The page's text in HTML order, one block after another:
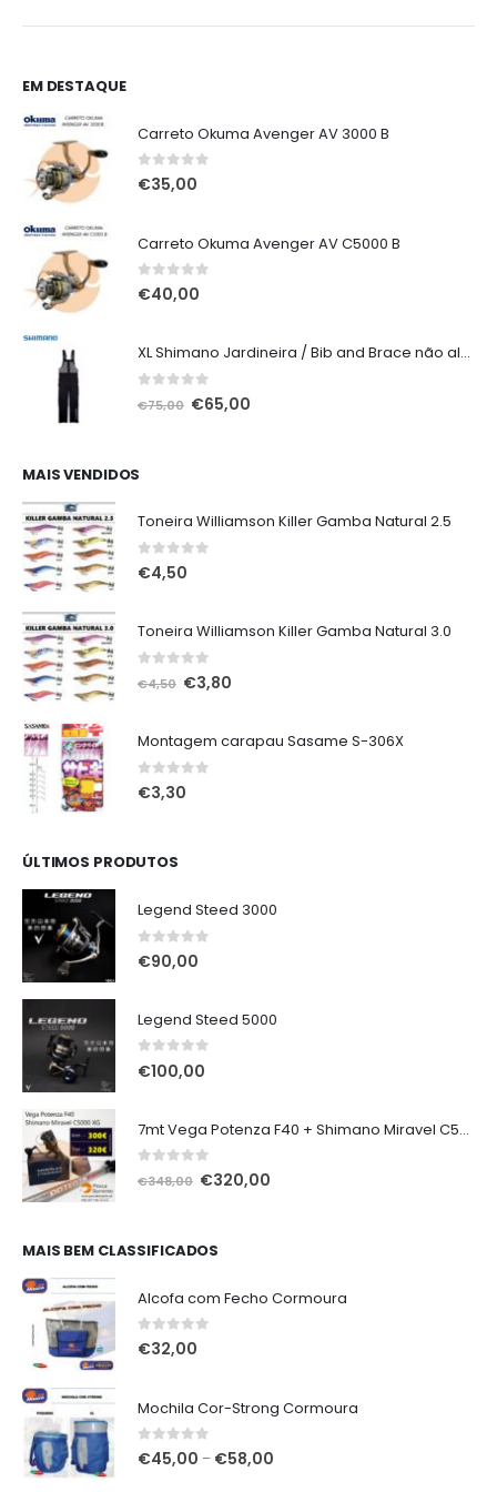
EM DESTAQUE
Carreto Okuma Avenger AV 3000 B
0out of 5
€35,00
Carreto Okuma Avenger AV C5000 B
0out of 5
€40,00
XL Shimano Jardineira / Bib and Brace não alcochoada preta
out of 5
€75,00 O
€65,00
MAIS VENDIDOS
Toneira Williamson Killer Gamba Natural 2.5
0out of 5
€4,50
Toneira Williamson Killer Gamba Natural 3.0
out of 5
€4,50 O
era:
€4,50.
€3,80
é:
Montagem carapau Sasame S-306X
0out of 5
€3,30
ÚLTIMOS PRODUTOS
Legend Steed 3000
0out of 5
€90,00
Legend Steed 5000
0out of 5
€100,00
7mt Vega Potenza F40 + Shimano Miravel C5000 XG
€348,00 O
era:
€320,00
MAIS BEM CLASSIFICADOS
Alcofa com Fecho Cormoura
0out of 5
€32,00
Mochila Cor-Strong Cormoura
0out of 5
€45,00 – €58,00